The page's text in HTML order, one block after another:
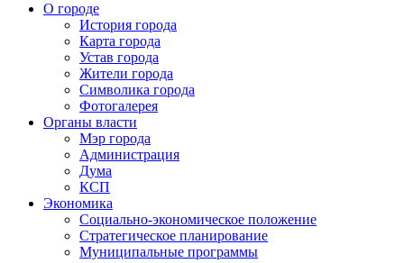
О городе
История города
Карта города
Устав города
Жители города
Символика города
Фотогалерея
Органы власти
Мэр города
Администрация
Дума
КСП
Экономика
Социально-экономическое положение
Стратегическое планирование
Муниципальные программы